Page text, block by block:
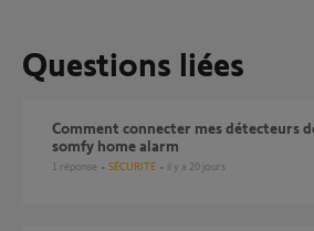
Questions liées
comment connecter mes détecteurs de fumée comptabile
somfy home alarm
1 réponse SÉCURITÉ il y a 20 jours